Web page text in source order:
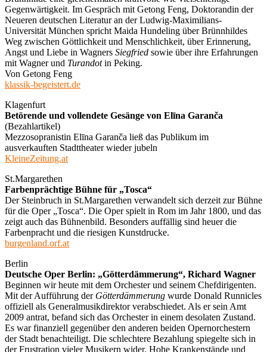
Gegenwärtigkeit. Im Gespräch mit Getong Feng, Doktorandin der
Neueren deutschen Literatur an der Ludwig-Maximilians-
Universität München spricht Maida Hundeling über Brünnhildes
Weg zwischen Göttlichkeit und Menschlichkeit, über Erinnerung,
Angst und Liebe in Wagners Siegfried sowie über ihre Erfahrungen
mit Wagner und Turandotin Peking.
Von Getong Feng
klassik-begeistert.de
Klagenfurt
Betörende und vollendete Gesänge von Elīna Garanča
(Bezahlartikel)
Mezzosopranistin Elīna Garanča ließ das Publikum im
ausverkauften Stadttheater wieder jubeln
KleineZeitung.at
St.Margarethen
Farbenprächtige Bühne für „Tosca“
Der Steinbruch in St.Margarethen verwandelt sich derzeit zur Bühne
für die Oper „Tosca“. Die Oper spielt in Rom im Jahr 1800, und das
zeigt auch das Bühnenbild. Besonders auffällig sind heuer die
Farbenpracht und die riesigen Kunstdrucke.
burgenland.orf.at
Berlin
Deutsche Oper Berlin: „Götterdämmerung“, Richard Wagner
Beginnen wir heute mit dem Orchester und seinem Chefdirigenten.
Mit der Aufführung der Götterdämmerung wurde Donald Runnicles
offiziell als Generalmusikdirektor verabschiedet. Als er sein Amt
2009 antrat, befand sich das Orchester in einem desolaten Zustand.
Es war finanziell gegenüber den anderen beiden Opernorchestern
der Stadt benachteiligt. Die schlechtere Bezahlung spiegelte sich in
der Frustration vieler Musikern wider. Hohe Krankenstände und